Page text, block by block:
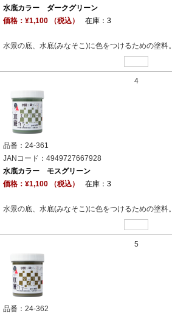
水底カラー ダークグリーン
価格：¥1,100 （税込）
在庫：3
水景の底、水底(みなそこ)に色をつけるための塗料。
4
品番：24-361
JANコード：4949727667928
水底カラー モスグリーン
価格：¥1,100 （税込）
在庫：3
水景の底、水底(みなそこ)に色をつけるための塗料。
5
品番：24-362